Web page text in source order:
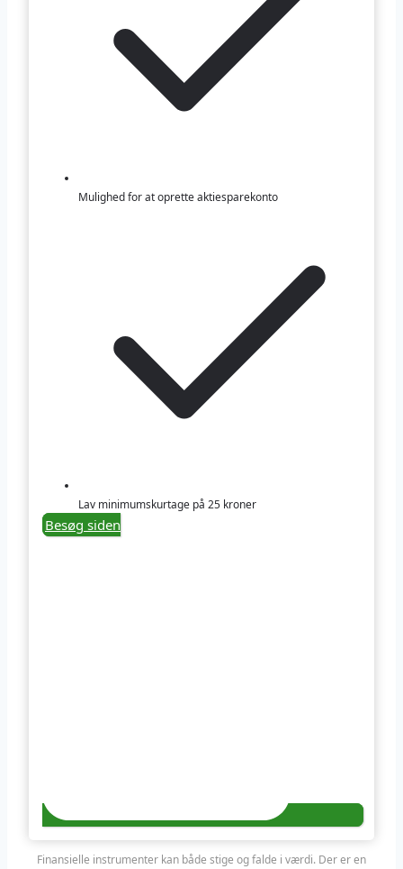
Mulighed for at oprette aktiesparekonto
Lav minimumskurtage på 25 kroner
Besøg siden
Finansielle instrumenter kan både stige og falde i værdi. Der er en